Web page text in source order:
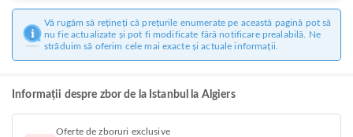
Vă rugăm să rețineți că prețurile enumerate pe această pagină pot să
nu fie actualizate și pot fi modificate fără notificare prealabilă. Ne
străduim să oferim cele mai exacte și actuale informații.
Informații despre zbor de la Istanbul la Algiers
Oferte de zboruri exclusive